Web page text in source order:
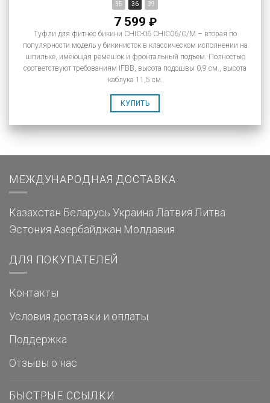
35 36 39
7 599 ₽
Туфли для фитнес бикини CHIC-06 CHIC06/C/M – вторая по
популярности модель у бикинисток в классическом исполнении на
шпильке, имеющая ремешок и фронтальный подъем. Полностью
соответствуют требованиям IFBB, высота подошвы 0,9 см., высота
каблука 11,5 см.
КУПИТЬ
МЕЖДУНАРОДНАЯ ДОСТАВКА
Казахстан Беларусь Украина Латвия Литва
Эстония Азербайджан Молдавия
ДЛЯ ПОКУПАТЕЛЕЙ
Контакты
Условия доставки и оплаты
Поддержка
Отзывы о нас
БЫСТРЫЕ ССЫЛКИ